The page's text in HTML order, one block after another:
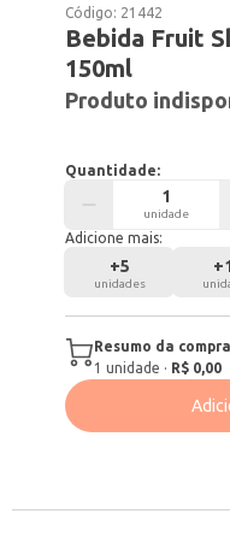
Código: 21442
Bebida Fruit
150ml
Produto
Quantidade:
unidade
Adicione mais:
+5
unidades
+
Resumo da
1 unidade · R$ 0,00